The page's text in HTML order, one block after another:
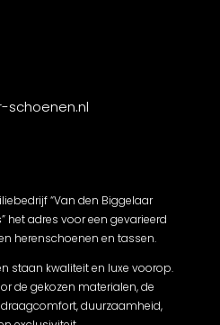
schoenen.nl
“Van den Biggelaar
het adres voor een gevarieerd
herenschoenen en tassen.
staan kwaliteit en luxe voorop.
de gekozen materialen, de
duurzaamheid,